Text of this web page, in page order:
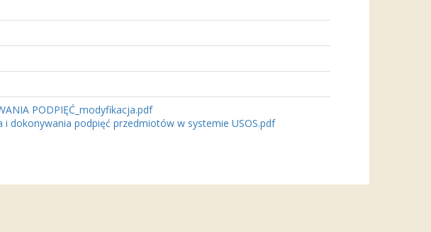
PODPIĘĆ_modyfikacja.pdf
dokonywania podpięć przedmiotów w systemie USOS.pdf